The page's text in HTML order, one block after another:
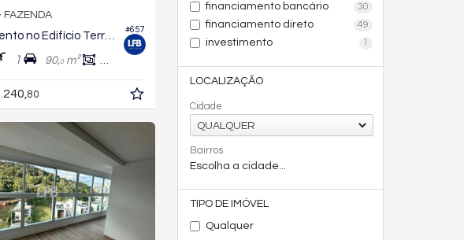
financiamento bancário 30
financiamento direto 49
investimento 1
LOCALIZAÇÃO
Cidade
QUALQUER
Bairros
Escolha a cidade...
TIPO DE IMÓVEL
Qualquer
#657
FAZENDA
Apartamento no Edifício Terrace 360
1 90,0m² 72,
80